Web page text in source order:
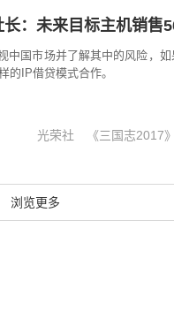
长：未来目标主机销售
中国市场并了解其中的风险，
的IP借贷模式合作。
光荣社 《三国志2017》
浏览更多